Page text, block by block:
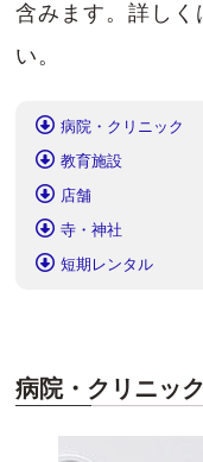
含みます。詳しく
い。
病院・クリニック
教育施設
店舗
寺・神社
短期レンタル
病院・クリニック